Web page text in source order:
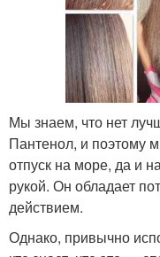
Мы знаем, что нет
Пантенол, и поэтому
отпуск на море, да и
рукой. Он обладает
действием.
Однако, привычно